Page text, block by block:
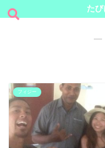
たび
―
フィジー